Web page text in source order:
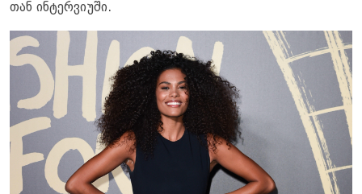
თან ინტერვიუში.